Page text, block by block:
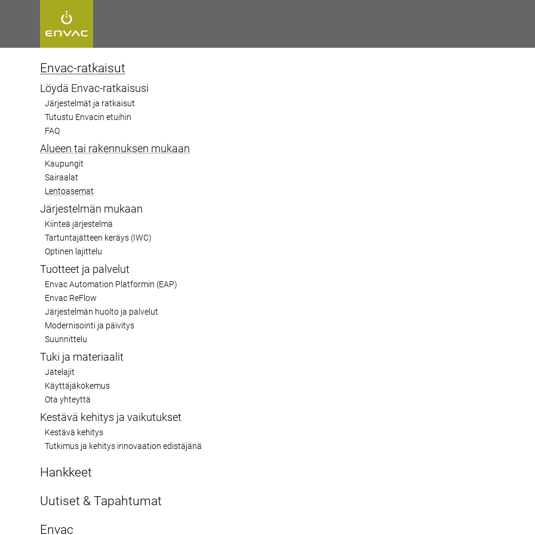
Envac-ratkaisut
Löydä Envac-ratkaisusi
Järjestelmät ja ratkaisut
Tutustu Envacin etuihin
FAQ
Alueen tai rakennuksen mukaan
Kaupungit
Sairaalat
Lentoasemat
Järjestelmän mukaan
Kiinteä järjestelmä
Tartuntajätteen keräys (IWC)
Optinen lajittelu
Tuotteet ja palvelut
Envac Automation Platformin (EAP)
Envac ReFlow
Järjestelmän huolto ja palvelut
Modernisointi ja päivitys
Suunnittelu
Tuki ja materiaalit
Jätelajit
Käyttäjäkokemus
Ota yhteyttä
Kestävä kehitys ja vaikutukset
Kestävä kehitys
Tutkimus ja kehitys innovaation edistäjänä
Hankkeet
Uutiset & Tapahtumat
Envac
Start>Mitä me teemme
Lentoasemat
Effective waste management at airports by implementing automated vacuum
waste collection systems that streamline the disposal process, reduce
operational costs, and minimise environmental impact
Lentomatkustajien, tavaroiden ja palveluiden määrän kasvu lisää tarvetta tehokkaalle jätehuollolle
turvallisuuteen liittyvistä syistä. Perinteinen jätehuolto ei aina vastaa lentoasemien jätteen määrään ja
perustuu usein manuaaliseen keräykseen. Tämä voi johtaa tehottomuuteen, ylimääräisiin
haasteisiin. Envacin älykäs jätekeräysjärjestelmä tarjoaa ratkaisun näihin haasteisiin ja tukee